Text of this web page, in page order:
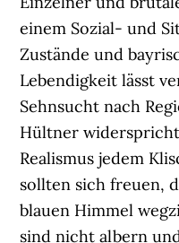
einem Sozial- und
Zustände und
Lebendigkeit lässt
Sehnsucht nach
Hültner
Realismus jedem
sollten sich freuen,
blauen Himmel
sind nicht albern